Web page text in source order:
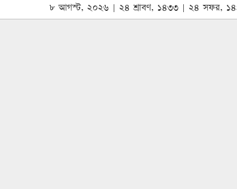
৮ আগস্ট, ২০২৬ | ২৪ শ্রাবণ, ১৪৩৩ | ২৪ সফর,